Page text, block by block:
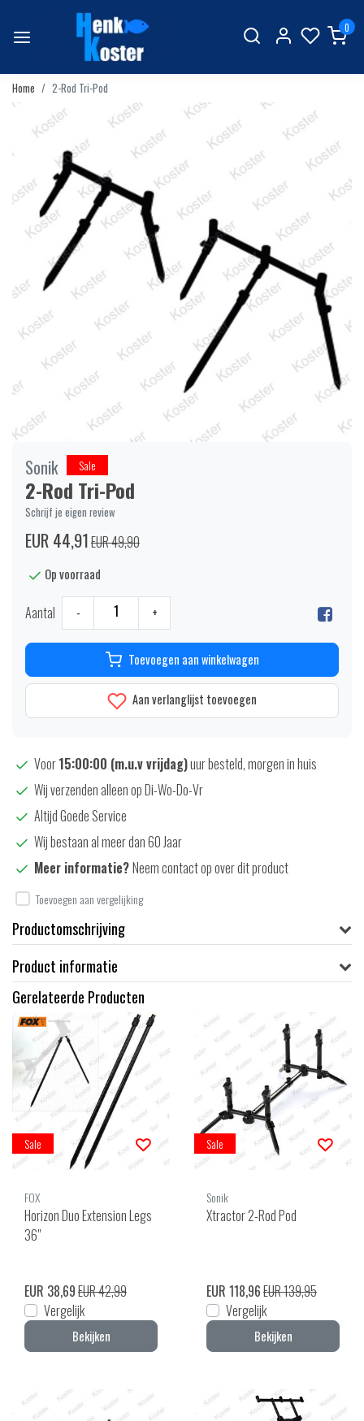
0
Home 2-Rod Tri-Pod
Sonik Sale
2-Rod Tri-Pod
Schrijf je eigen review
EUR 44,91EUR 49,90
Op voorraad
Aantal - +
Toevoegen aan winkelwagen
Aan verlanglijst toevoegen
Voor15:00:00 (m.u.v vrijdag)uur besteld, morgen in huis
Wij verzenden alleen op Di-Wo-Do-Vr
Altijd Goede Service
Wij bestaan al meer dan 60 Jaar
Meer informatie?Neem contact op over dit product
Toevoegen aan vergelijking
Productomschrijving
Product informatie
Gerelateerde Producten
Sale
FOX
Horizon Duo Extension Legs
36"
EUR 38,69EUR 42,99
Vergelijk
Bekijken
Sale
Sonik
Xtractor 2-Rod Pod
EUR 118,96EUR 139,95
Vergelijk
Bekijken